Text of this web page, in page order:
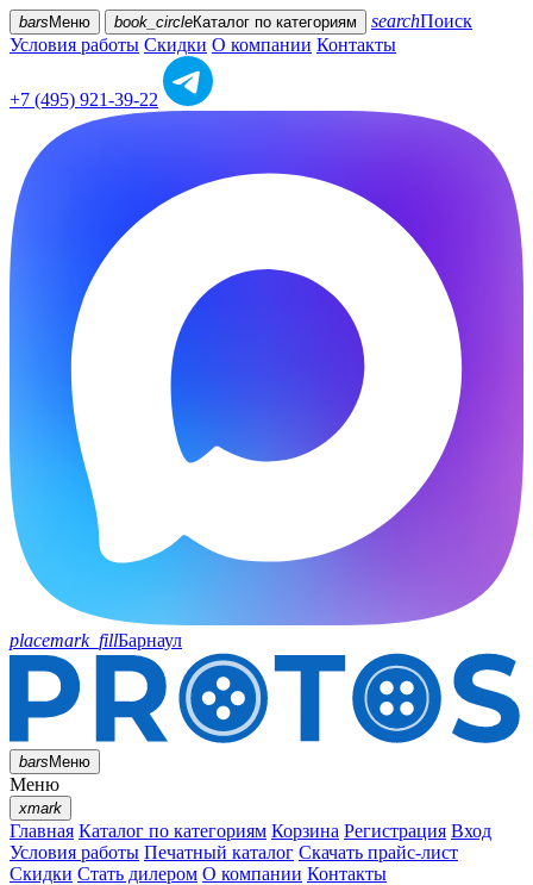
bars Меню book_circleКаталог по категориям searchПоиск
Условия работы Скидки О компании Контакты
+7 (495) 921-39-22
placemark_fillБарнаул
barsМеню
Меню
xmark
Главная Каталог по категориям Корзина Регистрация Вход
Условия работы Печатный каталог Скачать прайс-лист
Скидки Стать дилером О компании Контакты